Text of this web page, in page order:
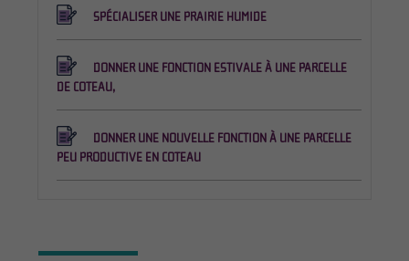
SPÉCIALISER UNE PRAIRIE HUMIDE
DONNER UNE FONCTION ESTIVALE À UNE PARCELLE
DE COTEAU,
DONNER UNE NOUVELLE FONCTION À UNE PARCELLE
PEU PRODUCTIVE EN COTEAU